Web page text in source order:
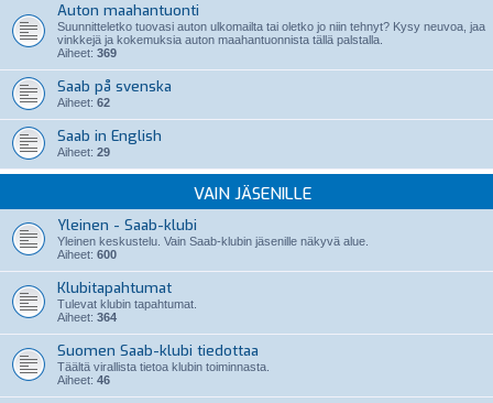
Auton maahantuonti
Suunnitteletko tuovasi auton ulkomailta tai oletko jo niin tehnyt? Kysy neuvoa, jaa
vinkkejä ja kokemuksia auton maahantuonnista tällä palstalla.
Aiheet: 369
Saab på svenska
Aiheet: 62
Saab in English
Aiheet: 29
VAIN JÄSENILLE
Yleinen - Saab-klubi
Yleinen keskustelu. Vain Saab-klubin jäsenille näkyvä alue.
Aiheet: 600
Klubitapahtumat
Tulevat klubin tapahtumat.
Aiheet: 364
Suomen Saab-klubi tiedottaa
Täältä virallista tietoa klubin toiminnasta.
Aiheet: 46